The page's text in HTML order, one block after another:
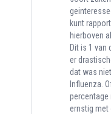
kunt
hierboven
Dit is 1
er
dat was
Influenza.
percentage
ernstig met